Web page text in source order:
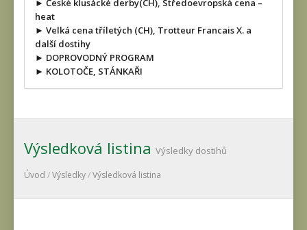
► České klusácké derby(CH), Středoevropská cena –
heat
► Velká cena tříletých (CH), Trotteur Francais X. a
další dostihy
► DOPROVODNÝ PROGRAM
► KOLOTOČE, STÁNKAŘI
Výsledková listina Výsledky dostihů
Úvod /Výsledky/Výsledková listina